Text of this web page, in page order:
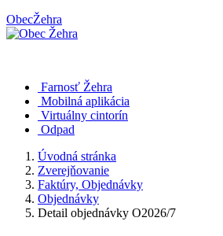
ObecŽehra
Farnosť Žehra
Mobilná aplikácia
Virtuálny cintorín
Odpad
Úvodná stránka
Zverejňovanie
Faktúry, Objednávky
Objednávky
Detail objednávky O2026/7